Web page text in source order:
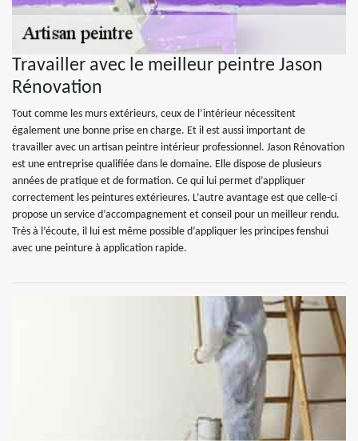
Travailler avec le meilleur peintre Jason
Rénovation
Tout comme les murs extérieurs, ceux de l’intérieur nécessitent
également une bonne prise en charge. Et il est aussi important de
travailler avec un artisan peintre intérieur professionnel. Jason Rénovation
est une entreprise qualifiée dans le domaine. Elle dispose de plusieurs
années de pratique et de formation. Ce qui lui permet d’appliquer
correctement les peintures extérieures. L’autre avantage est que celle-ci
propose un service d’accompagnement et conseil pour un meilleur rendu.
Très à l’écoute, il lui est même possible d’appliquer les principes fenshui
avec une peinture à application rapide.